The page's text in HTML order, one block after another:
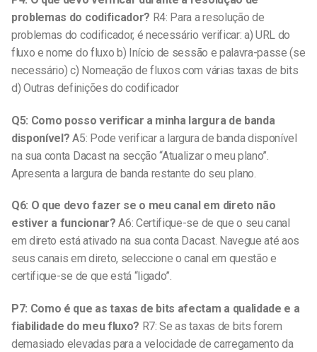
problemas do codificador? R4: Para a resolução de
problemas do codificador, é necessário verificar: a) URL do
fluxo e nome do fluxo b) Início de sessão e palavra-passe (se
necessário) c) Nomeação de fluxos com várias taxas de bits
d) Outras definições do codificador
Q5: Como posso verificar a minha largura de banda
disponível? A5: Pode verificar a largura de banda disponível
na sua conta Dacast na secção “Atualizar o meu plano”.
Apresenta a largura de banda restante do seu plano.
Q6: O que devo fazer se o meu canal em direto não
estiver a funcionar? A6: Certifique-se de que o seu canal
em direto está ativado na sua conta Dacast. Navegue até aos
seus canais em direto, seleccione o canal em questão e
certifique-se de que está “ligado”.
P7: Como é que as taxas de bits afectam a qualidade e a
fiabilidade do meu fluxo? R7: Se as taxas de bits forem
demasiado elevadas para a velocidade de carregamento da